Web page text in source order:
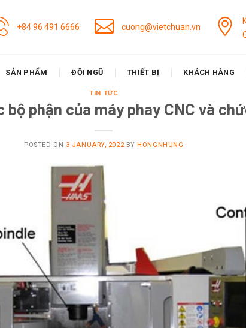
+84 96 491 6666 cuong@vietchuan.vn
SẢN PHẨM ĐỘI NGŨ THIẾT BỊ KHÁCH HÀNG
TIN TỨC
bộ phận của máy phay CNC và
POSTED ON 3 JANUARY, 2022 BYHONGNHUNG